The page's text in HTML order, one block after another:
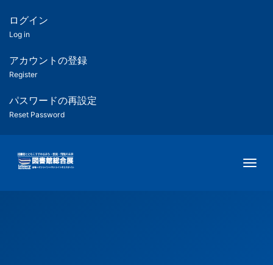
ツ
匿
名
ユ
ー
ー
用
メ
ログイン
Log in
アカウントの登録
Register
パスワードの再設定
Reset Password